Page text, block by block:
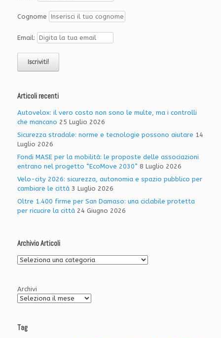
Cognome
Email:
Articoli recenti
Autovelox: il vero costo non sono le multe, ma i controlli
che mancano 25 Luglio 2026
Sicurezza stradale: norme e tecnologie possono aiutare 14
Luglio 2026
Fondi MASE per la mobilità: le proposte delle associazioni
entrano nel progetto “EcoMove 2030” 8 Luglio 2026
Velo-city 2026: sicurezza, autonomia e spazio pubblico per
cambiare le città 3 Luglio 2026
Oltre 1.400 firme per San Damaso: una ciclabile protetta
per ricucire la città 24 Giugno 2026
Archivio Articoli
Archivio
Archivi
Tag